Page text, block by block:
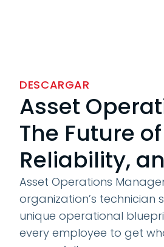
DESCARGAR
Asset
The Future
Reliability,
Asset Operations
organization’s technician
unique operational
every employee to get